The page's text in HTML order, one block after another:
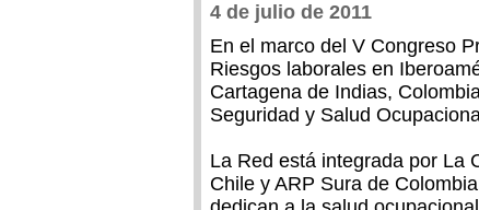
4 de julio de 2011
En el marco del V Congreso
Riesgos laborales en
Cartagena de Indias,
Seguridad y Salud
La Red está integrada por La
Chile y ARP Sura de